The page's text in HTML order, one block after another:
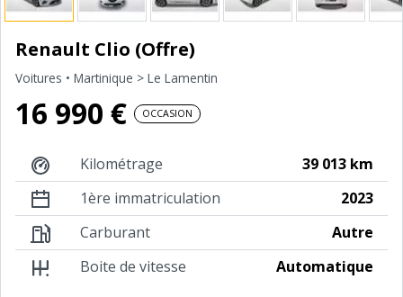
Renault Clio (Offre)
Voitures • Martinique > Le Lamentin
16 990 € OCCASION
Kilométrage
39 013 km
1ère immatriculation
2023
Carburant
Autre
Boite de vitesse
Automatique